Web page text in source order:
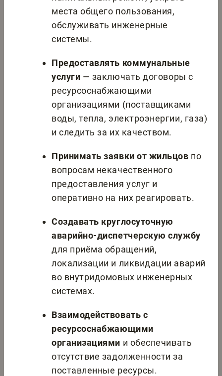
места общего пользования,
обслуживать инженерные
системы.
Предоставлять коммунальные
услуги — заключать договоры с
ресурсоснабжающими
организациями (поставщиками
воды, тепла, электроэнергии, газа)
и следить за их качеством.
Принимать заявки от жильцов по
вопросам некачественного
предоставления услуг и
оперативно на них реагировать.
Создавать круглосуточную
аварийно-диспетчерскую службу
для приёма обращений,
локализации и ликвидации аварий
во внутридомовых инженерных
системах.
Взаимодействовать с
ресурсоснабжающими
организациями и обеспечивать
отсутствие задолженности за
поставленные ресурсы.